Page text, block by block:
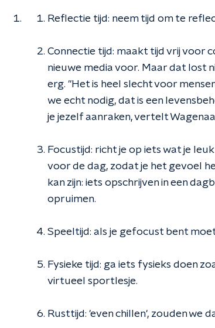
Reflectie tijd: neem tijd om te
Connectie tijd: maakt tijd vrij voor
nieuwe media voor. Maar dat lost
erg. "Het is heel slecht voor
we echt nodig, dat is een
je jezelf aanraken, vertelt
Focustijd: richt je op iets wat je
voor de dag, zodat je het gevoel
kan zijn: iets opschrijven in een
opruimen.
Speeltijd: als je gefocust bent
Fysieke tijd: ga iets fysieks doen
virtueel sportlesje.
Rusttijd: 'even chillen', zouden we